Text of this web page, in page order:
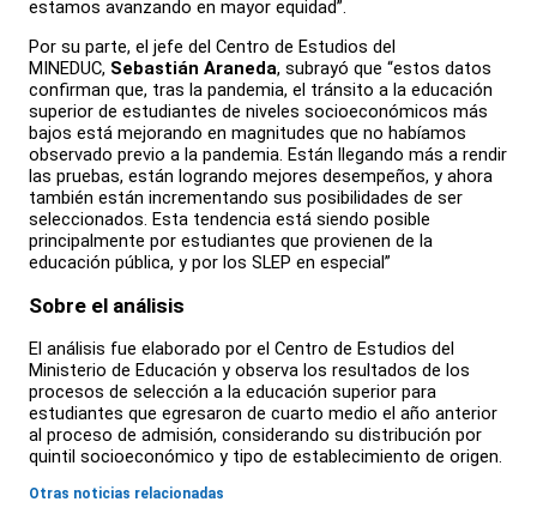
estamos avanzando en mayor equidad”.
Por su parte, el jefe del Centro de Estudios del
MINEDUC, Sebastián Araneda, subrayó que “estos datos
confirman que, tras la pandemia, el tránsito a la educación
superior de estudiantes de niveles socioeconómicos más
bajos está mejorando en magnitudes que no habíamos
observado previo a la pandemia. Están llegando más a rendir
las pruebas, están logrando mejores desempeños, y ahora
también están incrementando sus posibilidades de ser
seleccionados. Esta tendencia está siendo posible
principalmente por estudiantes que provienen de la
educación pública, y por los SLEP en especial”
Sobre el análisis
El análisis fue elaborado por el Centro de Estudios del
Ministerio de Educación y observa los resultados de los
procesos de selección a la educación superior para
estudiantes que egresaron de cuarto medio el año anterior
al proceso de admisión, considerando su distribución por
quintil socioeconómico y tipo de establecimiento de origen.
Otras noticias relacionadas